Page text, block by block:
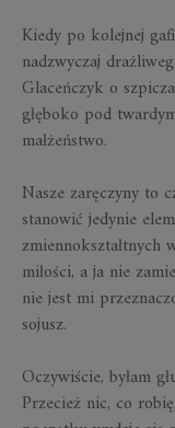
Kiedy po kolejnej
nadzwyczaj
Glaceńczyk o
głęboko pod
małżeństwo.
Nasze zaręczyny to
stanowić jedynie
miłości, a ja nie
nie jest mi
sojusz.
Oczywiście, byłam
Przecież nic, co